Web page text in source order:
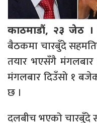
काठमाडौं, २३ जेठ ।
बैठकमा चारबुँदे
तयार भएसँगै मंगलबार
मंगलबार दिउँसो १
छ ।
दलबीच भएको चारबुँदे